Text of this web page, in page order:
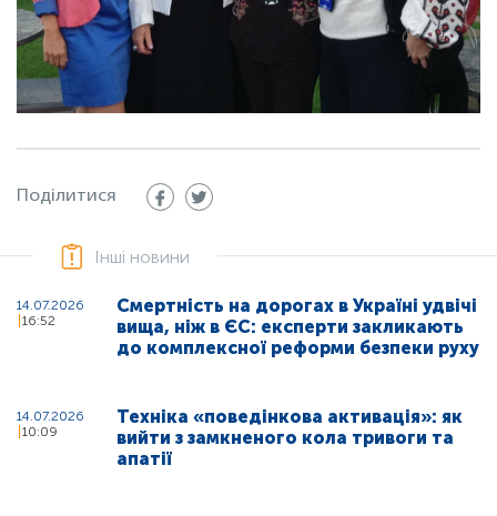
Поділитися
Інші новини
14.07.2026
16:52
Смертність на дорогах в Україні удвічі
вища, ніж в ЄС: експерти закликають
до комплексної реформи безпеки руху
14.07.2026
10:09
Техніка «поведінкова активація»: як
вийти з замкненого кола тривоги та
апатії